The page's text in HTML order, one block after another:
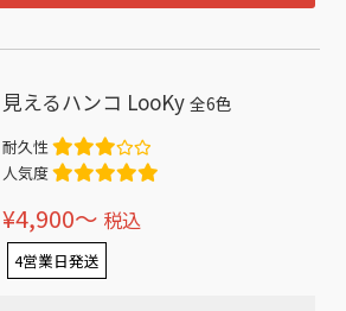
見えるハンコ LooKy全6色
耐久性
人気度
¥4,900〜 税込
4営業日発送